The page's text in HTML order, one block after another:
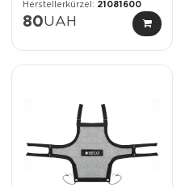
21081600
80UAH